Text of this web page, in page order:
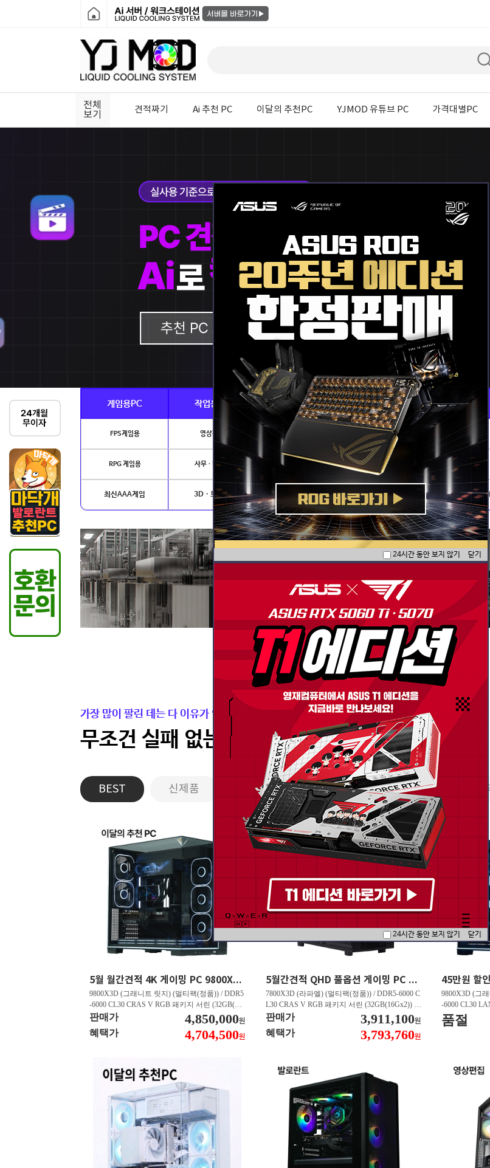
전체
보기
견적짜기 Ai 추천 PC 이달의 추천PC YJMOD 유튜브 PC 가격대별PC
게임용PC 작업용PC Ai · 전문가용 게임별PC
FPS게임용 영상편집 AI이미지생성 · 딥러닝 리그오브레전드
RPG 게임용 사무 · 디자인 배틀그라운드 아이온2
최신AAA게임 3D · 모델링 NVIDIA AI PC 로스트아크 플라이트시뮬
가장 많이 팔린 데는 다 이유가 있습니다.
무조건 실패 없는 든든한 국밥 세팅 모음
BEST 신제품 게이밍PC 영상편집/방송용 2D그래
5월 월간견적 4K 게이밍 PC 9800X3D RTX 5070 Ti GY508
9800X3D (그래니트 릿지) (멀티팩(정품)) / DDR5
-6000 CL30 CRAS V RGB 패키지 서린 (32GB(16
Gx2)) / B850M AORUS ELITE WIFI6E 피씨디렉
트 / 지포스 RTX 5070 Ti GAMING OC D7 16GB
피씨디렉트 / EXCERIA 히트싱크 M.2 NVMe (2T
판매가 4,850,000원
혜택가 4,704,500원
5월간견적 QHD 풀옵션 게이밍 PC 7800X3D RTX 5070 GY507
7800X3D (라파엘) (멀티팩(정품)) / DDR5-6000 C
L30 CRAS V RGB 패키지 서린 (32GB(16Gx2)) /
B850M AORUS ELITE WIFI6E 피씨디렉트 / 지포
스 RTX 5070 Infinity 3 D7 12GB 이엠텍 / EXCERI
A 히트싱크 M.2 NVMe (2TB)
판매가 3,911,100원
혜택가 3,793,760원
9800X3D (그
-6000 CL30
서린
/ 라데온 RX
품절
24시간 동안 보지 않기 닫기
24시간 동안 보지 않기 닫기